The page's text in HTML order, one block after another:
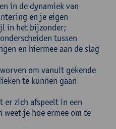
in de dynamiek van
en je eigen
in het bijzonder;
tussen
en hiermee aan de slag
om vanuit gekende
te kunnen gaan
er zich afspeelt in een
je hoe ermee om te